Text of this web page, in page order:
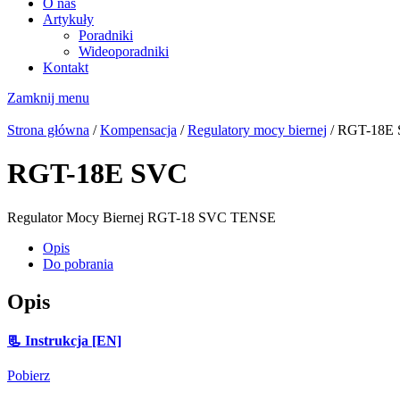
O nas
Artykuły
Poradniki
Wideoporadniki
Kontakt
Zamknij menu
Strona główna /Kompensacja /Regulatory mocy biernej / RGT-18E
RGT-18E SVC
Regulator Mocy Biernej RGT-18 SVC TENSE
Opis
Do pobrania
Opis
📃 Instrukcja [EN]
Pobierz